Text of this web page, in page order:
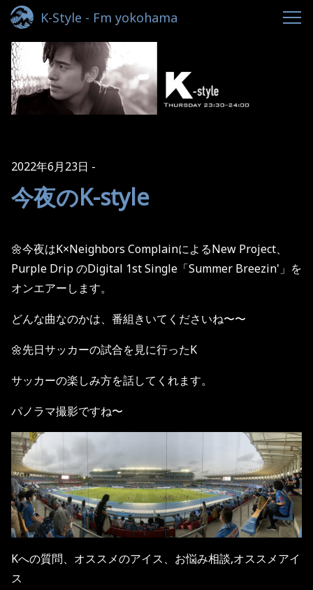
K-Style - Fm yokohama
2022年6月23日
今夜のK-style
🌼今夜はK×Neighbors ComplainによるNew Project、
Purple Drip のDigital 1st Single「Summer Breezin'」を
オンエアーします。
どんな曲なのかは、番組きいてくださいね〜〜
🌼先日サッカーの試合を見に行ったK
サッカーの楽しみ方を話してくれます。
パノラマ撮影ですね〜
Kへの質問、オススメのアイス、お悩み相談,オススメアイ
ス